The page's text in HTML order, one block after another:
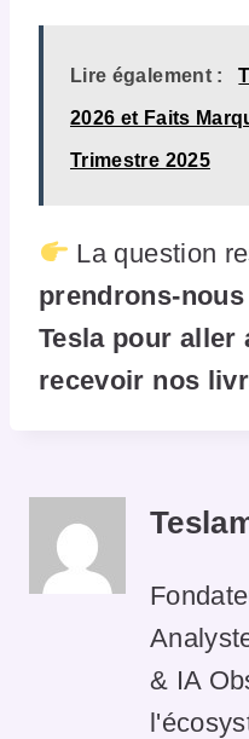
Lire également :
2026 et Faits
Trimestre 2025
La question
prendrons-
Tesla pour aller
recevoir nos
& IA